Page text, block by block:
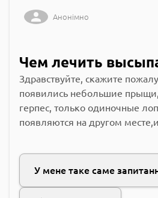
Анонімно
Чем лечить
Здравствуйте, скажите
появились небольшие
герпес, только одиночные
появляются на другом
У мене таке саме